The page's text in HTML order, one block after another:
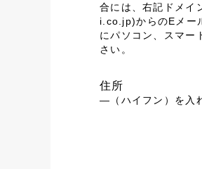
合には、右記ドメ
i.co.jp)からのEメー
にパソコン、スマー
さい。
住所
―（ハイフン）を入